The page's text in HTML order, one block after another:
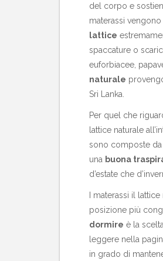
del corpo e
materassi
lattice
spaccature o
euforbiacee,
naturale
Sri Lanka.
Per quel che
lattice naturale
sono composte da
una buona
d’estate che
I materassi il
posizione più
dormire è la
leggere nella
in grado di